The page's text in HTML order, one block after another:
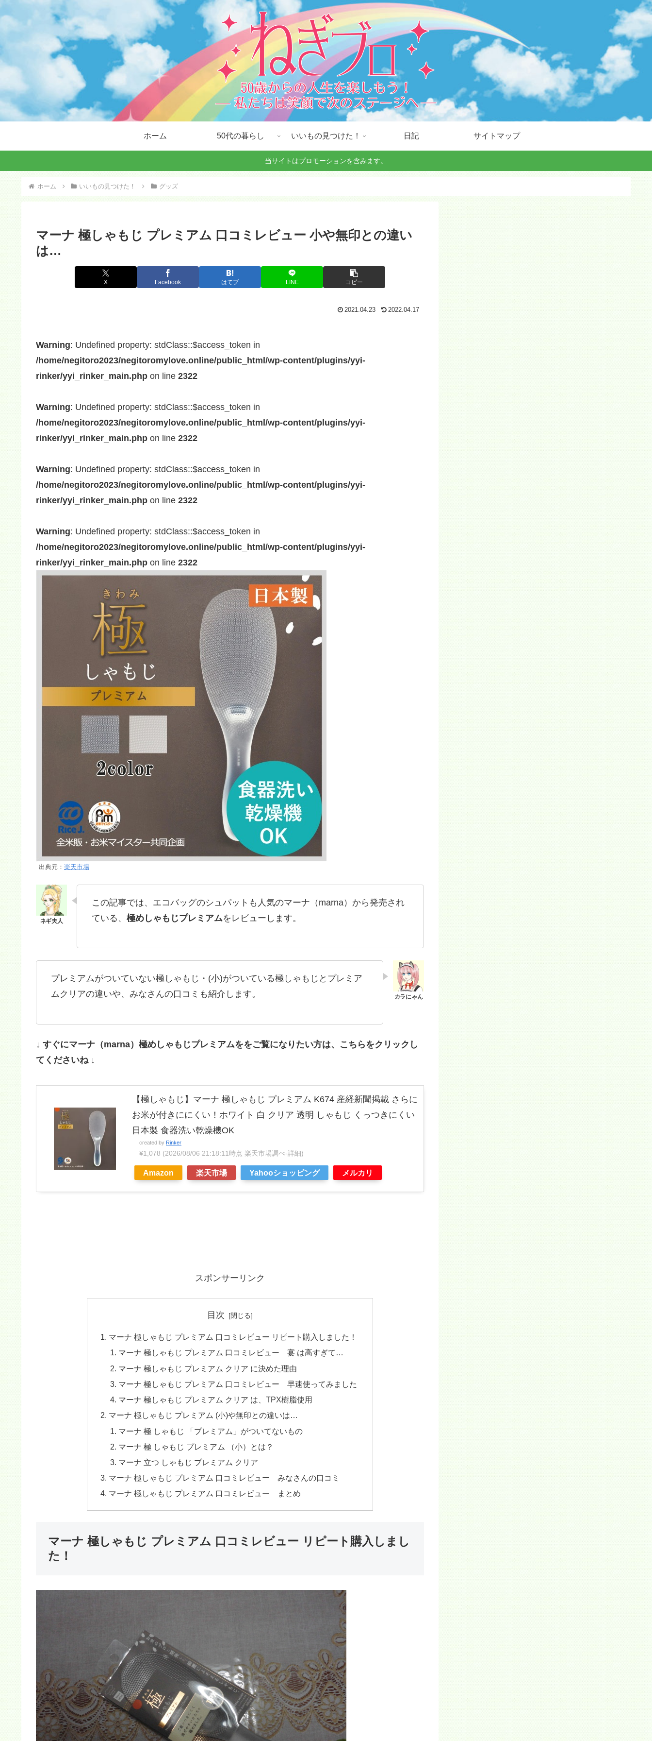
ホーム 50代の暮らし いいもの見つけた！ 日記 サイトマップ
当サイトはプロモーションを含みます。
ホーム いいもの見つけた！ グッズ
マーナ 極しゃもじ プレミアム 口コミレビュー 小や無印との違い
は…
X Facebook はてブ LINE コピー
2021.04.23 2022.04.17
Warning: Undefined property: stdClass::$access_token in
/home/negitoro2023/negitoromylove.online/public_html/wp-content/plugins/yyi-
rinker/yyi_rinker_main.php on line 2322
Warning: Undefined property: stdClass::$access_token in
/home/negitoro2023/negitoromylove.online/public_html/wp-content/plugins/yyi-
rinker/yyi_rinker_main.php on line 2322
Warning: Undefined property: stdClass::$access_token in
/home/negitoro2023/negitoromylove.online/public_html/wp-content/plugins/yyi-
rinker/yyi_rinker_main.php on line 2322
Warning: Undefined property: stdClass::$access_token in
/home/negitoro2023/negitoromylove.online/public_html/wp-content/plugins/yyi-
rinker/yyi_rinker_main.php on line 2322
出典元： 楽天市場
この記事では、エコバッグのシュパットも人気のマーナ（marna）から発売され
ている、 極めしゃもじプレミアムをレビューします。
プレミアムがついていない極しゃもじ・(小)がついている極しゃもじとプレミア
ムクリアの違いや、みなさんの口コミも紹介します。
↓ すぐにマーナ（marna） 極めしゃもじプレミアムををご覧になりたい方は、こちらをクリックし
てくださいね ↓
【極しゃもじ】マーナ 極しゃもじ プレミアム K674 産経新聞掲載 さらに
お米が付きににくい！ホワイト 白 クリア 透明 しゃもじ くっつきにくい
日本製 食器洗い乾燥機OK
created by Rinker
¥1,078 (2026/08/06 21:18:11時点 楽天市場調べ-詳細)
Amazon 楽天市場 Yahooショッピング メルカリ
スポンサーリンク
目次
マーナ 極しゃもじ プレミアム 口コミレビュー リピート購入しました！
マーナ 極しゃもじ プレミアム 口コミレビュー 宴 は高すぎて…
マーナ 極しゃもじ プレミアム クリア に決めた理由
マーナ 極しゃもじ プレミアム 口コミレビュー 早速使ってみました
マーナ 極しゃもじ プレミアム クリア は、TPX樹脂使用
マーナ 極しゃもじ プレミアム (小)や無印との違いは…
マーナ 極 しゃもじ 「プレミアム」がついてないもの
マーナ 極 しゃもじ プレミアム （小）とは？
マーナ 立つ しゃもじ プレミアム クリア
マーナ 極しゃもじ プレミアム 口コミレビュー みなさんの口コミ
マーナ 極しゃもじ プレミアム 口コミレビュー まとめ
マーナ 極しゃもじ プレミアム 口コミレビュー リピート購入しまし
た！